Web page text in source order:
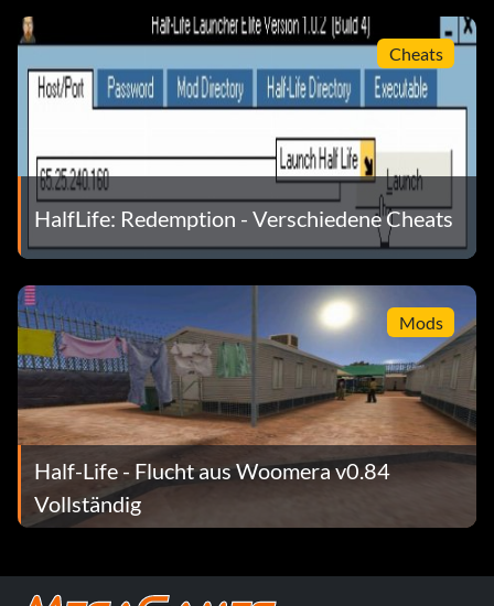
Cheats
HalfLife: Redemption - Verschiedene Cheats
Mods
Half-Life - Flucht aus Woomera v0.84
Vollständig